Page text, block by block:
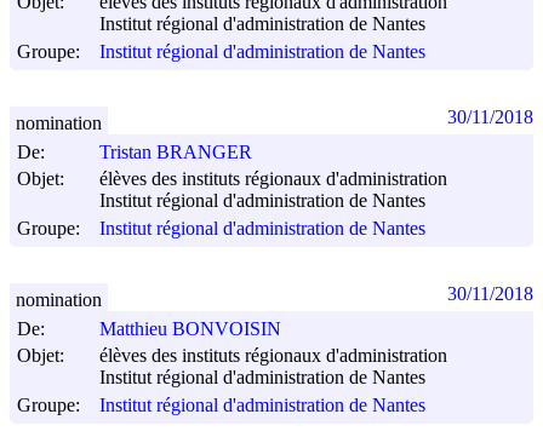
Institut régional d'administration de Nantes
Groupe:
Institut régional d'administration de Nantes
De:
Tristan BRANGER
Objet:
élèves des instituts régionaux d'administration
Institut régional d'administration de Nantes
Groupe:
Institut régional d'administration de Nantes
nomination 30/11/2018
De:
Matthieu BONVOISIN
Objet:
élèves des instituts régionaux d'administration
Institut régional d'administration de Nantes
Groupe:
Institut régional d'administration de Nantes
nomination 30/11/2018